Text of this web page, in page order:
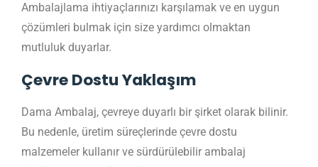
Ambalajlama ihtiyaçlarınızı karşılamak ve en uygun
çözümleri bulmak için size yardımcı olmaktan
mutluluk duyarlar.
Çevre Dostu Yaklaşım
Dama Ambalaj, çevreye duyarlı bir şirket olarak bilinir.
Bu nedenle, üretim süreçlerinde çevre dostu
malzemeler kullanır ve sürdürülebilir ambalaj